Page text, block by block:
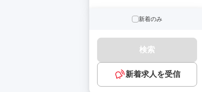
新着のみ
検索
新着求人を受信